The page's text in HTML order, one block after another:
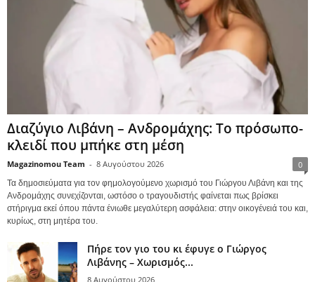
Διαζύγιο Λιβάνη – Ανδρομάχης: Το πρόσωπο-
κλειδί που μπήκε στη μέση
Magazinomou Team - 8 Αυγούστου 2026 0
Τα δημοσιεύματα για τον φημολογούμενο χωρισμό του Γιώργου Λιβάνη και της
Ανδρομάχης συνεχίζονται, ωστόσο ο τραγουδιστής φαίνεται πως βρίσκει
στήριγμα εκεί όπου πάντα ένιωθε μεγαλύτερη ασφάλεια: στην οικογένειά του και,
κυρίως, στη μητέρα του.
Πήρε τον γιο του κι έφυγε ο Γιώργος
Λιβάνης – Χωρισμός...
8 Αυγούστου 2026